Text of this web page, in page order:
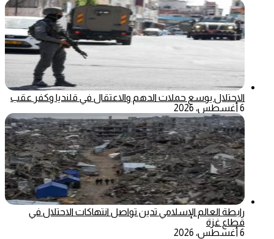
الاحتلال يوسع حملات الدهم والاعتقال في قلنديا وكفر عقب
6 أغسطس، 2026
رابطة العالم الإسلامي تدين تواصل انتهاكات الاحتلال في
قطاع غزة
6 أغسطس، 2026